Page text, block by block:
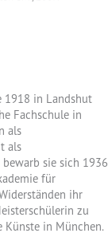
1918 in Landshut
Fachschule in
als
als
sie sich 1936
für
ihr
zu
Künste in München.